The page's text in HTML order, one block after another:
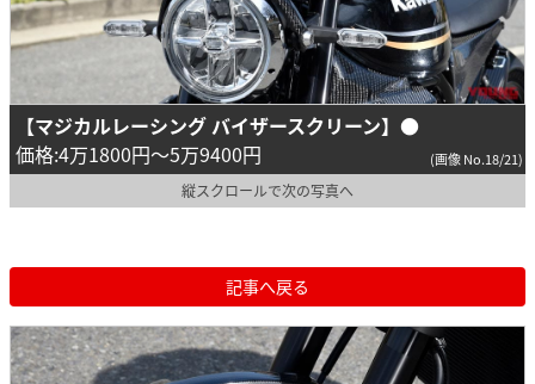
【マジカルレーシング バイザースクリーン】 ●
価格:4万1800円～5万9400円
(画像 No.18/21)
縦スクロールで次の写真へ
記事へ戻る